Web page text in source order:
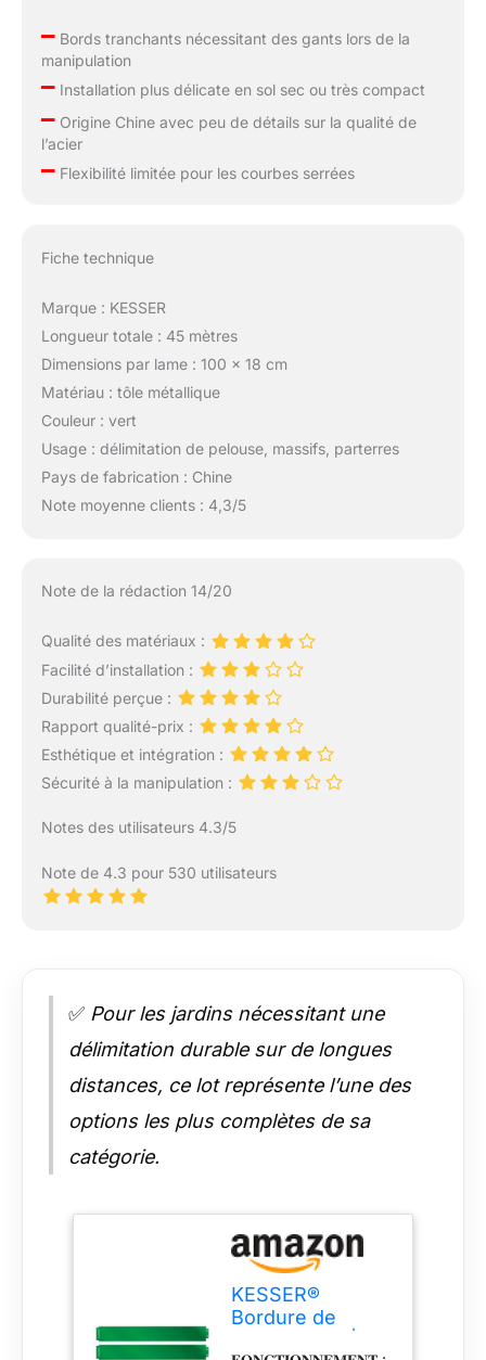
–Bords tranchants nécessitant des gants lors de la
manipulation
–Installation plus délicate en sol sec ou très compact
–Origine Chine avec peu de détails sur la qualité de
l’acier
–Flexibilité limitée pour les courbes serrées
Fiche technique
Marque : KESSER
Longueur totale : 45 mètres
Dimensions par lame : 100 x 18 cm
Matériau : tôle métallique
Couleur : vert
Usage : délimitation de pelouse, massifs, parterres
Pays de fabrication : Chine
Note moyenne clients : 4,3/5
Note de la rédaction 14/20
Qualité des matériaux :
Facilité d’installation :
Durabilité perçue :
Rapport qualité-prix :
Esthétique et intégration :
Sécurité à la manipulation :
Notes des utilisateurs 4.3/5
Note de 4.3 pour 530 utilisateurs
✅ Pour les jardins nécessitant une
délimitation durable sur de longues
distances, ce lot représente l’une des
options les plus complètes de sa
catégorie.
KESSER®
Bordure de